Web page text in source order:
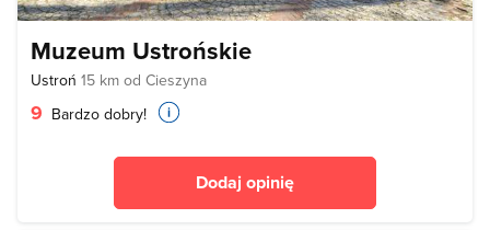
Muzeum Ustrońskie
Ustroń 15 km od Cieszyna
9 Bardzo dobry!
Dodaj opinię